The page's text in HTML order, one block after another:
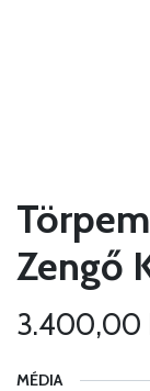
Zengő
3.400,00
MÉDIA